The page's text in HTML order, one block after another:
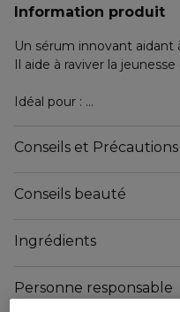
Information produit
Un sérum innovant aidant
Il aide à raviver la jeunesse
Idéal pour :
- Rides et ridules
- Le matin, appliquer 3
- Masser doucement du
mouvement ascendant de
Conseils et
Conseils beauté
Ingrédients
Personne responsable